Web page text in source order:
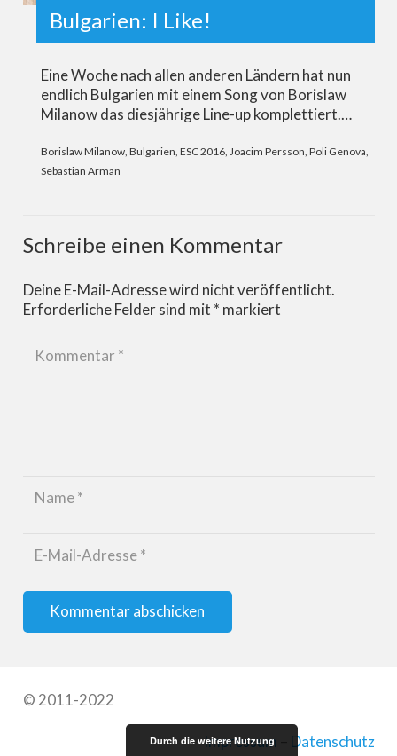
Bulgarien: I Like!
Eine Woche nach allen anderen Ländern hat nun
endlich Bulgarien mit einem Song von Borislaw
Milanow das diesjährige Line-up komplettiert.…
Borislaw Milanow, Bulgarien, ESC 2016, Joacim Persson, Poli Genova,
Sebastian Arman
Schreibe einen Kommentar
Deine E-Mail-Adresse wird nicht veröffentlicht.
Erforderliche Felder sind mit * markiert
Kommentar abschicken
© 2011-2022
Impressum Datenschutz
Durch die weitere Nutzung